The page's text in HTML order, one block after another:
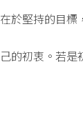
於堅持的目
的初衷。若